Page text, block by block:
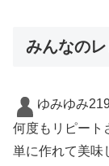
みんなの
ゆみゆみ
何度もリピー
単に作れて美